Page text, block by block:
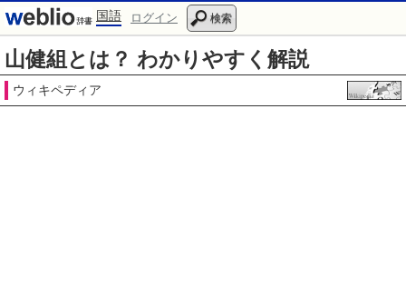
国語 ログイン 検索
山健組とは？ わかりやすく解説
ウィキペディア